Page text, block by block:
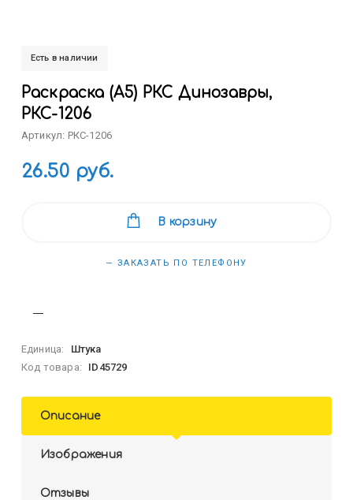
Есть в наличии
Раскраска (А5) РКС Динозавры,
РКС-1206
Артикул: РКС-1206
26.50 руб.
В корзину
— ЗАКАЗАТЬ ПО ТЕЛЕФОНУ
Единица:
Штука
Код товара:
ID45729
Описание
Изображения
Отзывы